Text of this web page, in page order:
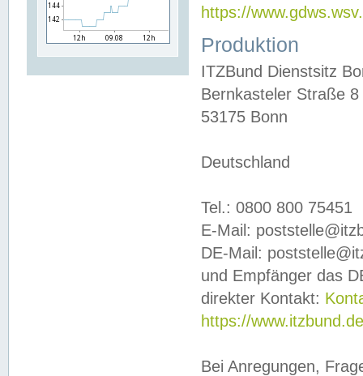
https://
Produktion
ITZBund Dienstsitz
Bernkasteler Straße 8
53175 Bonn
Deutschland
Tel.: 0800 800 75451
E-Mail:
DE-Mail:
und Empfänger das
direkter Kontakt:
https://
Bei Anregungen,